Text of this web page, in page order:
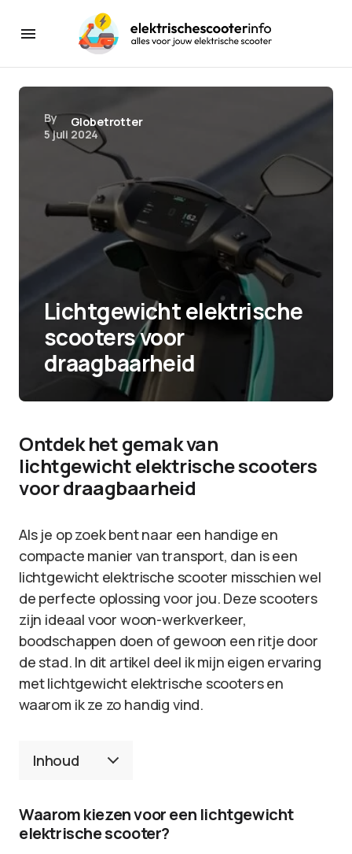
By
Globetrotter
5 juli 2024
Lichtgewicht elektrische
scooters voor
draagbaarheid
Ontdek het gemak van
lichtgewicht elektrische scooters
voor draagbaarheid
Als je op zoek bent naar een handige en
compacte manier van transport, dan is een
lichtgewicht elektrische scooter misschien wel
de perfecte oplossing voor jou. Deze scooters
zijn ideaal voor woon-werkverkeer,
boodschappen doen of gewoon een ritje door
de stad. In dit artikel deel ik mijn eigen ervaring
met lichtgewicht elektrische scooters en
waarom ik ze zo handig vind.
Inhoud
Waarom kiezen voor een lichtgewicht
elektrische scooter?